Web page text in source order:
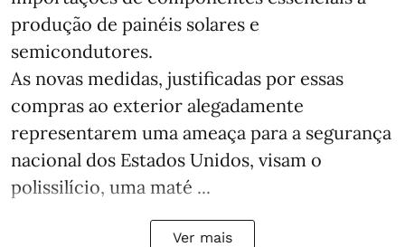
produção de painéis solares e
semicondutores.
As novas medidas, justificadas por essas
compras ao exterior alegadamente
representarem uma ameaça para a segurança
nacional dos Estados Unidos, visam o
polissilício, uma maté ...
Ver mais